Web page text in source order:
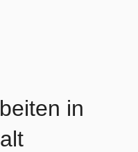
in